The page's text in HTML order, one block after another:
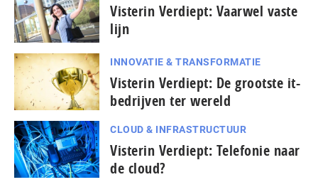
Visterin Verdiept: Vaarwel vaste
lijn
INNOVATIE & TRANSFORMATIE
Visterin Verdiept: De grootste it-
bedrijven ter wereld
CLOUD & INFRASTRUCTUUR
Visterin Verdiept: Telefonie naar
de cloud?